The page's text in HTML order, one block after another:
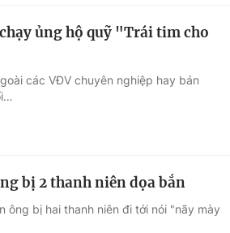
ủng hộ quỹ "Trái tim cho
các VĐV chuyên nghiệp hay bán
bị 2 thanh niên dọa bắn
ông bị hai thanh niên đi tới nói "nãy mày